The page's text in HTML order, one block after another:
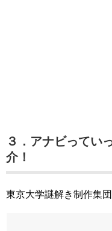
３．アナビってい
介！
東京大学謎解き制作集団